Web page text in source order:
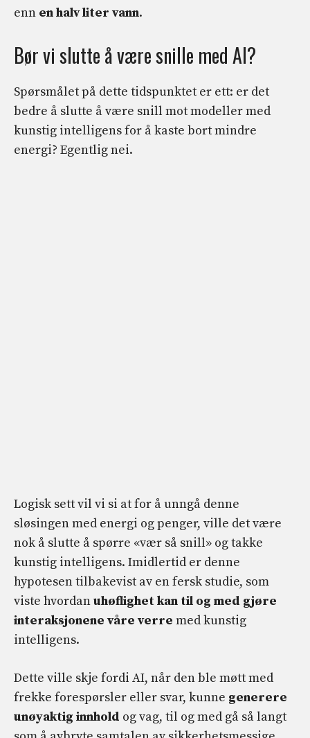
enn en halv liter vann.
Bør vi slutte å være snille med AI?
Spørsmålet på dette tidspunktet er ett: er det
bedre å slutte å være snill mot modeller med
kunstig intelligens for å kaste bort mindre
energi? Egentlig nei.
Logisk sett vil vi si at for å unngå denne
sløsingen med energi og penger, ville det være
nok å slutte å spørre «vær så snill» og takke
kunstig intelligens. Imidlertid er denne
hypotesen tilbakevist av en fersk studie, som
viste hvordanuhøflighet kan til og med gjøre
interaksjonene våre verre med kunstig
intelligens.
Dette ville skje fordi AI, når den ble møtt med
frekke forespørsler eller svar, kunne generere
unøyaktig innhold og vag, til og med gå så langt